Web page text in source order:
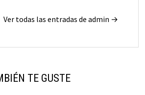
Ver todas las entradas de admin →
TE GUSTE